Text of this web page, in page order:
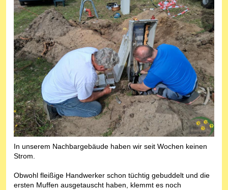
In unserem Nachbargebäude haben wir seit Wochen keinen
Strom.
Obwohl fleißige Handwerker schon tüchtig gebuddelt und die
ersten Muffen ausgetauscht haben, klemmt es noch